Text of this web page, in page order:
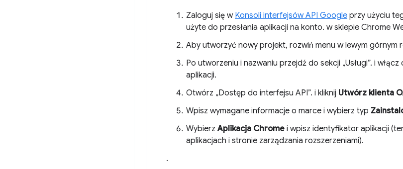
Zaloguj się w Konsoli interfejsów API Google przy użyciu
użyte do przesłania aplikacji na konto. w sklepie Chrome
Aby utworzyć nowy projekt, rozwiń menu w lewym górnym
Po utworzeniu i nazwaniu przejdź do sekcji „Usługi”. i
aplikacji.
Otwórz „Dostęp do interfejsu API”. i kliknij Utwórz klienta
Wpisz wymagane informacje o marce i wybierz typ
WybierzAplikacja Chrome i wpisz identyfikator aplikacji
aplikacjach i stronie zarządzania rozszerzeniami).
.